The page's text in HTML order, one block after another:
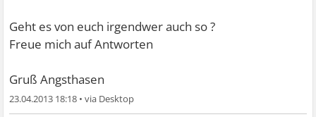
Geht es von euch irgendwer auch so ?
Freue mich auf Antworten
Gruß Angsthasen
23.04.2013 18:18 •